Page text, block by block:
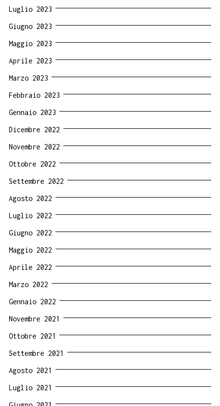
Luglio 2023
Giugno 2023
Maggio 2023
Aprile 2023
Marzo 2023
Febbraio 2023
Gennaio 2023
Dicembre 2022
Novembre 2022
Ottobre 2022
Settembre 2022
Agosto 2022
Luglio 2022
Giugno 2022
Maggio 2022
Aprile 2022
Marzo 2022
Gennaio 2022
Novembre 2021
Ottobre 2021
Settembre 2021
Agosto 2021
Luglio 2021